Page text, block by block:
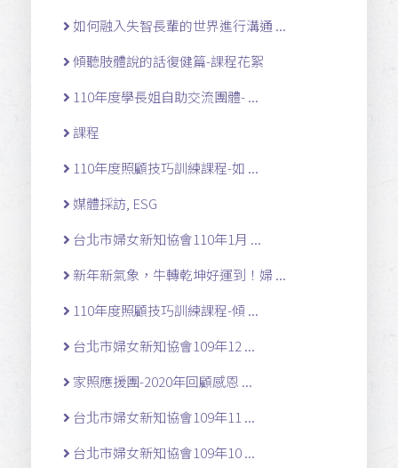
如何融入失智長輩的世界進行溝通 ...
傾聽肢體說的話復健篇-課程花絮
110年度學長姐自助交流團體- ...
課程
110年度照顧技巧訓練課程-如 ...
媒體採訪, ESG
台北市婦女新知協會110年1月 ...
新年新氣象，牛轉乾坤好運到！婦 ...
110年度照顧技巧訓練課程-傾 ...
台北市婦女新知協會109年12 ...
家照應援團-2020年回顧感恩 ...
台北市婦女新知協會109年11 ...
台北市婦女新知協會109年10 ...